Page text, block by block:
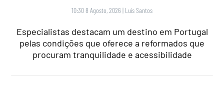
10:30 8 Agosto, 2026 | Luís Santos
Especialistas destacam um destino em Portugal
pelas condições que oferece a reformados que
procuram tranquilidade e acessibilidade